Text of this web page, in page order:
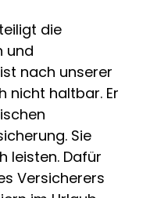
die
und
nach unserer
nicht haltbar. Er
Sie
leisten. Dafür
Versicherers